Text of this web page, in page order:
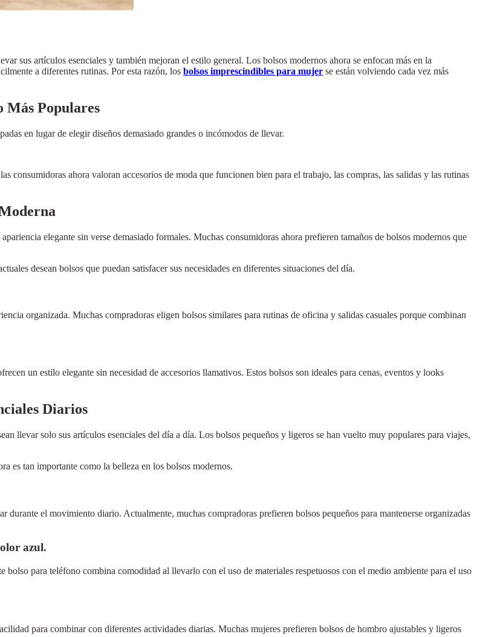
sus artículos esenciales y también mejoran el estilo general. Los bolsos modernos ahora se enfocan más en la
a diferentes rutinas. Por esta razón, los bolsos imprescindibles para mujer se están volviendo cada vez más
Más Populares
en lugar de elegir diseños demasiado grandes o incómodos de llevar.
consumidoras ahora valoran accesorios de moda que funcionen bien para el trabajo, las compras, las salidas y las rutinas
elegante sin verse demasiado formales. Muchas consumidoras ahora prefieren tamaños de bolsos modernos que
desean bolsos que puedan satisfacer sus necesidades en diferentes situaciones del día.
organizada. Muchas compradoras eligen bolsos similares para rutinas de oficina y salidas casuales porque combinan
un estilo elegante sin necesidad de accesorios llamativos. Estos bolsos son ideales para cenas, eventos y looks
Diarios
llevar solo sus artículos esenciales del día a día. Los bolsos pequeños y ligeros se han vuelto muy populares para viajes,
es tan importante como la belleza en los bolsos modernos.
el movimiento diario. Actualmente, muchas compradoras prefieren bolsos pequeños para mantenerse organizadas
azul.
bolso para teléfono combina comodidad al llevarlo con el uso de materiales respetuosos con el medio ambiente para el uso
para combinar con diferentes actividades diarias. Muchas mujeres prefieren bolsos de hombro ajustables y ligeros